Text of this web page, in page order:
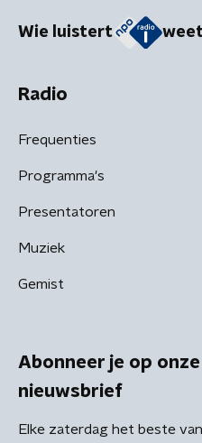
Wie luistert
Radio
Frequenties
Programma's
Presentatoren
Muziek
Gemist
Abonneer je op
nieuwsbrief
Elke zaterdag het beste